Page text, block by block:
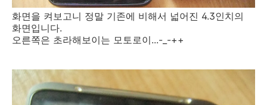
화면을 켜보고니 정말 기존에 비해서 넓어진 4.3인치의
화면입니다.
오른쪽은 초라해보이는 모토로이...-_-++